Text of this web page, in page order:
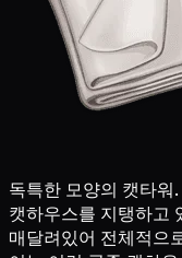
독특한 모양의 캣타워
캣하우스를 지탱하고
매달려있어 전체적으